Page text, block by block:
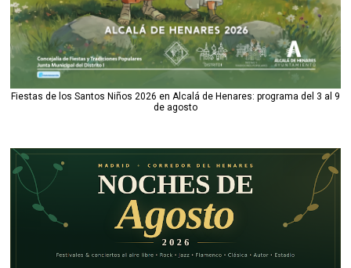
Fiestas de los Santos Niños 2026 en Alcalá de Henares: programa del 3 al 9
de agosto